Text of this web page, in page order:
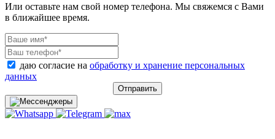
Или оставьте нам свой номер телефона. Мы свяжемся с Вами
в ближайшее время.
даю согласие на обработку и хранение персональных
данных
Отправить